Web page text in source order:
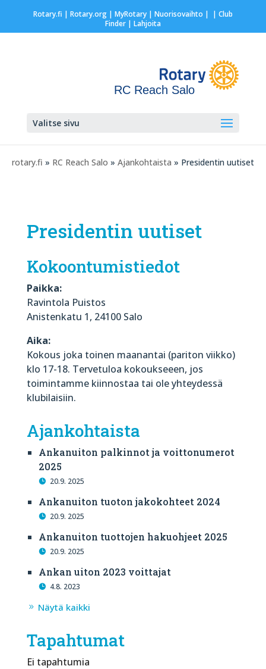
Rotary.fi | Rotary.org| MyRotary | Nuorisovaihto | | Club
Finder| Lahjoita
RC Reach Salo
Valitse sivu
rotary.fi » RC Reach Salo » Ajankohtaista » Presidentin uutiset
Presidentin uutiset
Kokoontumistiedot
Paikka:
Ravintola Puistos
Anistenkatu 1, 24100 Salo
Aika:
Kokous joka toinen maanantai (pariton viikko)
klo 17-18. Tervetuloa kokoukseeen, jos
toimintamme kiinnostaa tai ole yhteydessä
klubilaisiin.
Ajankohtaista
Ankanuiton palkinnot ja voittonumerot
2025
20.9. 2025
Ankanuiton tuoton jakokohteet 2024
20.9. 2025
Ankanuiton tuottojen hakuohjeet 2025
20.9. 2025
Ankan uiton 2023 voittajat
4.8. 2023
Näytä kaikki
Tapahtumat
Ei tapahtumia